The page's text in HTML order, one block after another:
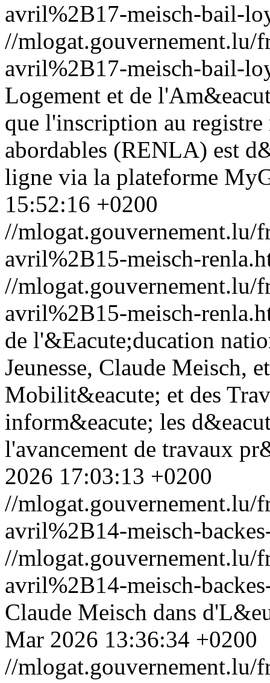
avril%2B17-meisch-bail-
//mlogat.gouvernement.lu/
avril%2B17-meisch-bail-
Logement et de
que l'inscription au registre
abordables (RENLA) est
ligne via la plateforme
15:52:16 +0200
//mlogat.gouvernement.lu/
avril%2B15-meisch-
//mlogat.gouvernement.lu/
avril%2B15-meisch-
de l'&Eacute;ducation
Jeunesse, Claude Meisch,
Mobilit&eacute; et des
inform&eacute; les
l'avancement de travaux
2026 17:03:13 +0200
//mlogat.gouvernement.lu/
avril%2B14-meisch-
//mlogat.gouvernement.lu/
avril%2B14-meisch-
Claude Meisch dans
Mar 2026 13:36:34 +0200
//mlogat.gouvernement.lu/